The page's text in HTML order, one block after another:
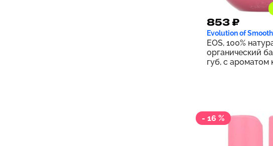
853 ₽
Evolution of Smooth
EOS, 100%
органический
губ, с ароматом
- 16 %